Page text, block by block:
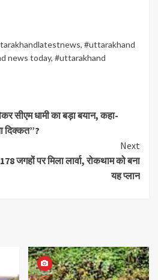
, #uttarakhand
news today, #uttarakhand
सीएम धामी का बड़ा बयान, कहा-
दिक्कत”?
Next
जगहों पर मिला लार्वा, रोकथाम को बना
यह प्लान